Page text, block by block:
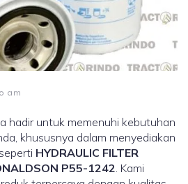
am
hadir untuk memenuhi kebutuhan
khususnya dalam menyediakan
HYDRAULIC FILTER
P55-1242. Kami